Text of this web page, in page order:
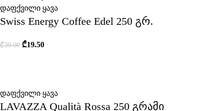
დაფქვილი ყავა
Swiss Energy Coffee Edel 250 გრ.
₾39.00 ₾19.50
დაფქვილი ყავა
LAVAZZA Qualità Rossa 250 გრამი